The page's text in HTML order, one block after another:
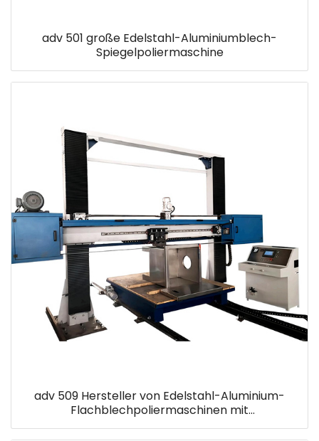
adv 501 große Edelstahl-Aluminiumblech-
Spiegelpoliermaschine
adv 509 Hersteller von Edelstahl-Aluminium-
Flachblechpoliermaschinen mit
Doppelschleifkopf